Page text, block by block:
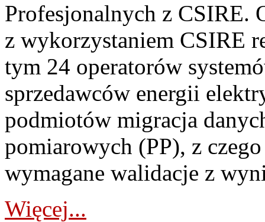
Profesjonalnych z CSIRE.
z wykorzystaniem CSIRE
tym 24 operatorów
sprzedawców energii
podmiotów migracja
pomiarowych (PP), z
wymagane walidacje z
Więcej...